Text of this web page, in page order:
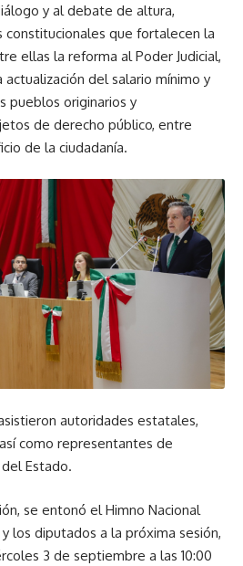
y al debate de altura,
constitucionales que fortalecen la
ellas la reforma al Poder Judicial,
del salario mínimo y
pueblos originarios y
de derecho público, entre
de la ciudadanía.
autoridades estatales,
como representantes de
Estado.
se entonó el Himno Nacional
los diputados a la próxima sesión,
3 de septiembre a las 10:00